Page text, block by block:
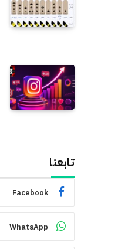
تابعنا
Facebook
WhatsApp